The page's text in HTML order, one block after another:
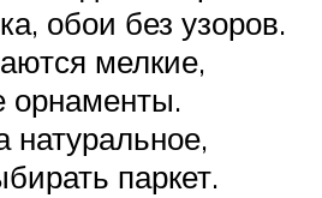
обои без узоров.
мелкие,
орнаменты.
натуральное,
паркет.